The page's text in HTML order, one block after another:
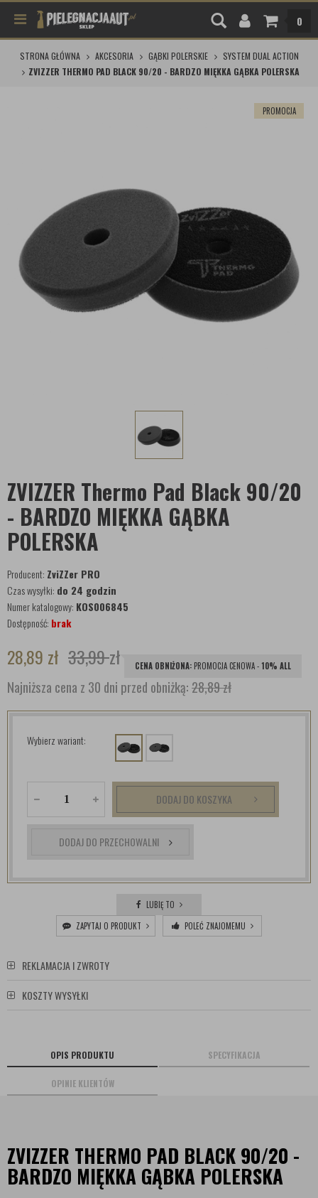
0
STRONA GŁÓWNA AKCESORIA GĄBKI POLERSKIE
SYSTEM DUAL ACTION
ZVIZZER THERMO PAD BLACK 90/20 - BARDZO MIĘKKA GĄBKA POLERSKA
PROMOCJA
ZVIZZER Thermo Pad Black 90/20
- BARDZO MIĘKKA GĄBKA
POLERSKA
Producent: ZviZZer PRO
Czas wysyłki: do 24 godzin
Numer katalogowy: KOS006845
Dostępność: brak
28,89 zł 33,99zł CENA OBNIŻONA: PROMOCJA CENOWA -10% ALL
Najniższa cena z 30 dni przed obniżką:28,89 zł
Wybierz wariant:
DODAJ DO KOSZYKA
DODAJ DO PRZECHOWALNI
LUBIĘ TO
ZAPYTAJ O PRODUKT
POLEĆ ZNAJOMEMU
REKLAMACJA I ZWROTY
KOSZTY WYSYŁKI
OPIS PRODUKTU SPECYFIKACJA
OPINIE KLIENTÓW
ZVIZZER THERMO PAD BLACK 90/20 -
BARDZO MIĘKKA GĄBKA POLERSKA